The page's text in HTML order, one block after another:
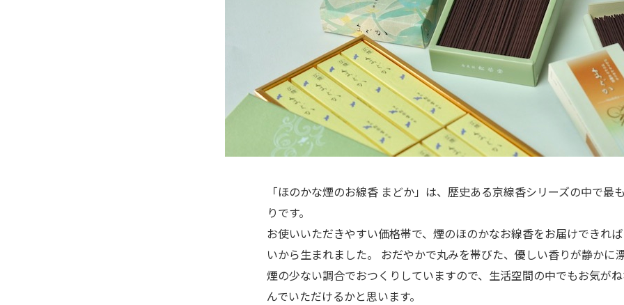
「ほのかな煙のお線香 まどか」は、歴史ある京線香シリーズの中で最
りです。
お使いいただきやすい価格帯で、煙のほのかなお線香をお届けできれ
いから生まれました。 おだやかで丸みを帯びた、優しい香りが静かに
煙の少ない調合でおつくりしていますので、生活空間の中でもお気が
んでいただけるかと思います。